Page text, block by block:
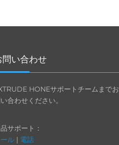
問い合わせ
HONEサポートチームまでお
合わせください。
サポート：
ル| 電話